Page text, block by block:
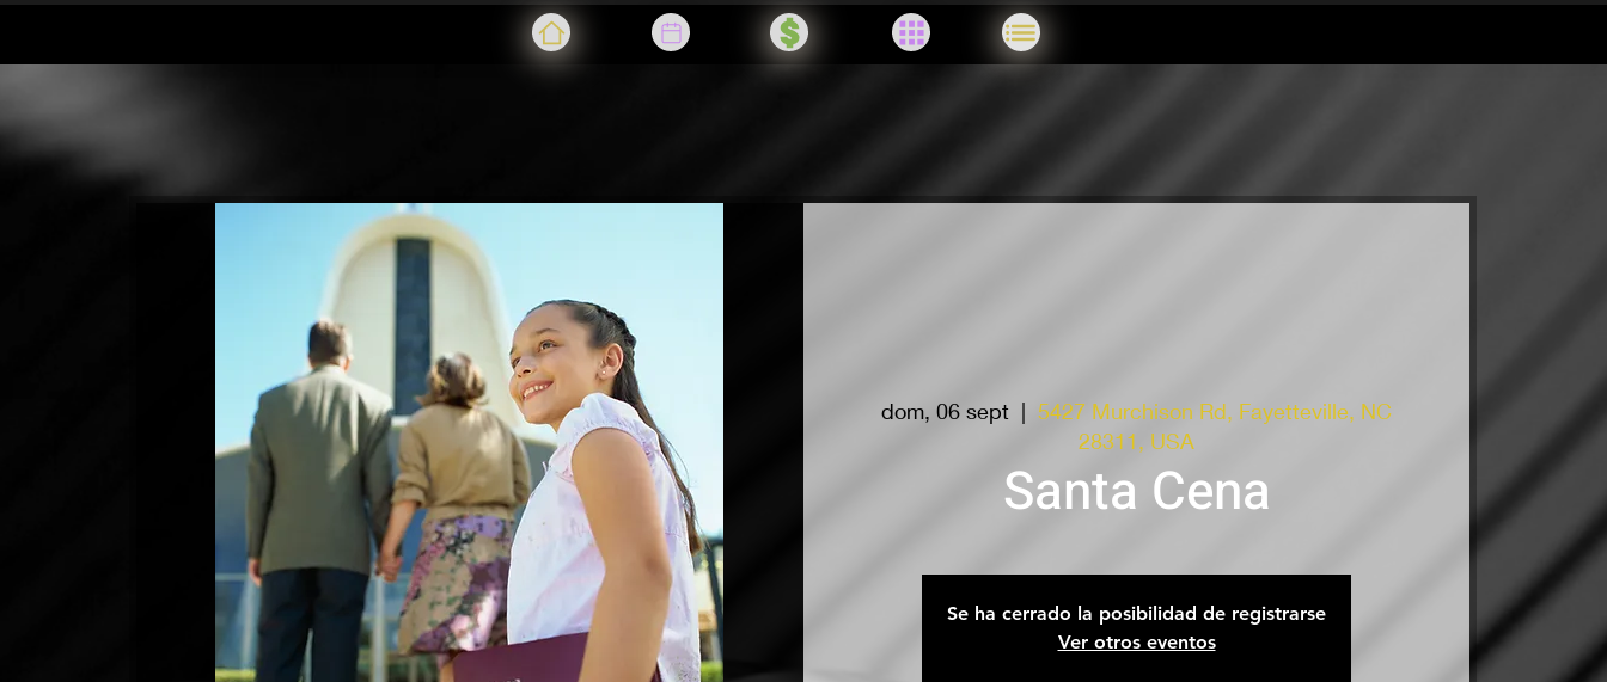
dom, 06 sept
  |
5427 Murchison Rd, Fayetteville, NC
28311, USA
Santa Cena
Se ha cerrado la posibilidad de registrarse
Ver otros eventos